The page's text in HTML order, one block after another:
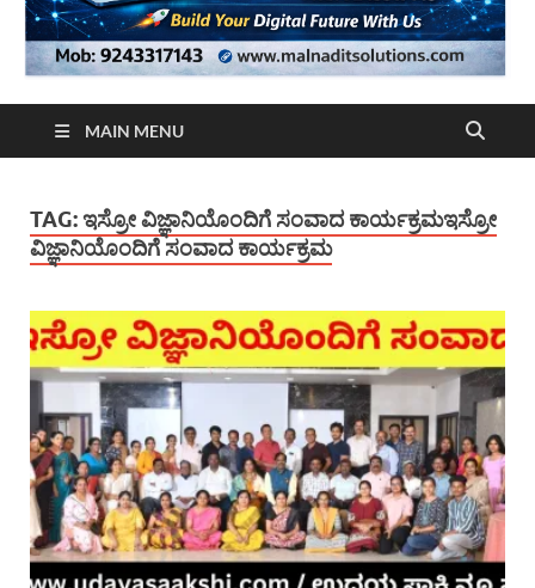
MAIN MENU
TAG:ಇಸ್ರೋ ವಿಜ್ಞಾನಿಯೊಂದಿಗೆ ಸಂವಾದ ಕಾರ್ಯಕ್ರಮಇಸ್ರೋ
ವಿಜ್ಞಾನಿಯೊಂದಿಗೆ ಸಂವಾದ ಕಾರ್ಯಕ್ರಮ